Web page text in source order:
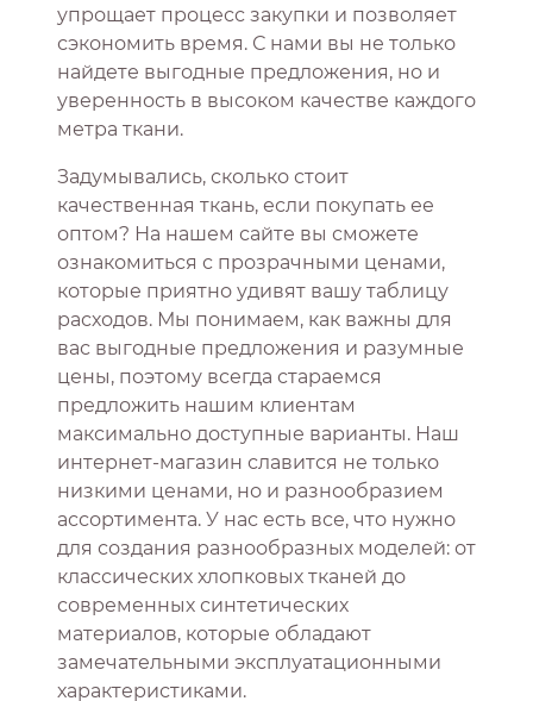
упрощает процесс закупки и позволяет
сэкономить время. С нами вы не только
найдете выгодные предложения, но и
уверенность в высоком качестве каждого
метра ткани.
Задумывались, сколько стоит
качественная ткань, если покупать ее
оптом? На нашем сайте вы сможете
ознакомиться с прозрачными ценами,
которые приятно удивят вашу таблицу
расходов. Мы понимаем, как важны для
вас выгодные предложения и разумные
цены, поэтому всегда стараемся
предложить нашим клиентам
максимально доступные варианты. Наш
интернет-магазин славится не только
низкими ценами, но и разнообразием
ассортимента. У нас есть все, что нужно
для создания разнообразных моделей: от
классических хлопковых тканей до
современных синтетических
материалов, которые обладают
замечательными эксплуатационными
характеристиками.